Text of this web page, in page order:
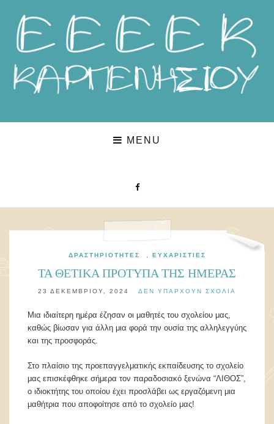
MENU
ΔΡΑΣΤΗΡΙΌΤΗΤΕΣ ΕΥΧΑΡΙΣΤΊΕΣ
ΤΑ ΘΕΤΙΚΑ ΠΡΟΤΥΠΑ ΤΗΣ ΗΜΕΡΑΣ
23 ΔΕΚΕΜΒΡΊΟΥ, 2024 ΔΕΝ ΥΠΆΡΧΟΥΝ ΣΧΌΛΙΑ
Μια ιδιαίτερη ημέρα έζησαν οι μαθητές του σχολείου μας,
καθώς βίωσαν για άλλη μια φορά την ουσία της αλληλεγγύης
και της προσφοράς.
Στο πλαίσιο της προεπαγγελματικής εκπαίδευσης το σχολείο
μας επισκέφθηκε σήμερα τον παραδοσιακό ξενώνα “ΛΙΘΟΣ”,
ο ιδιοκτήτης του οποίου έχει προσλάβει ως εργαζόμενη μια
μαθήτρια που αποφοίτησε από το σχολείο μας!